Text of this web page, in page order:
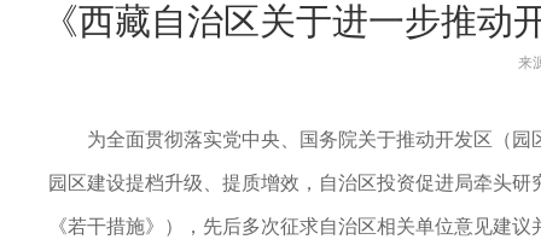
《西藏自治区关于进一步推
来
为全面贯彻落实党中央、国务院关于推动开发区（
园区建设提档升级、提质增效，自治区投资促进局牵头
《若干措施》），先后多次征求自治区相关单位意见建